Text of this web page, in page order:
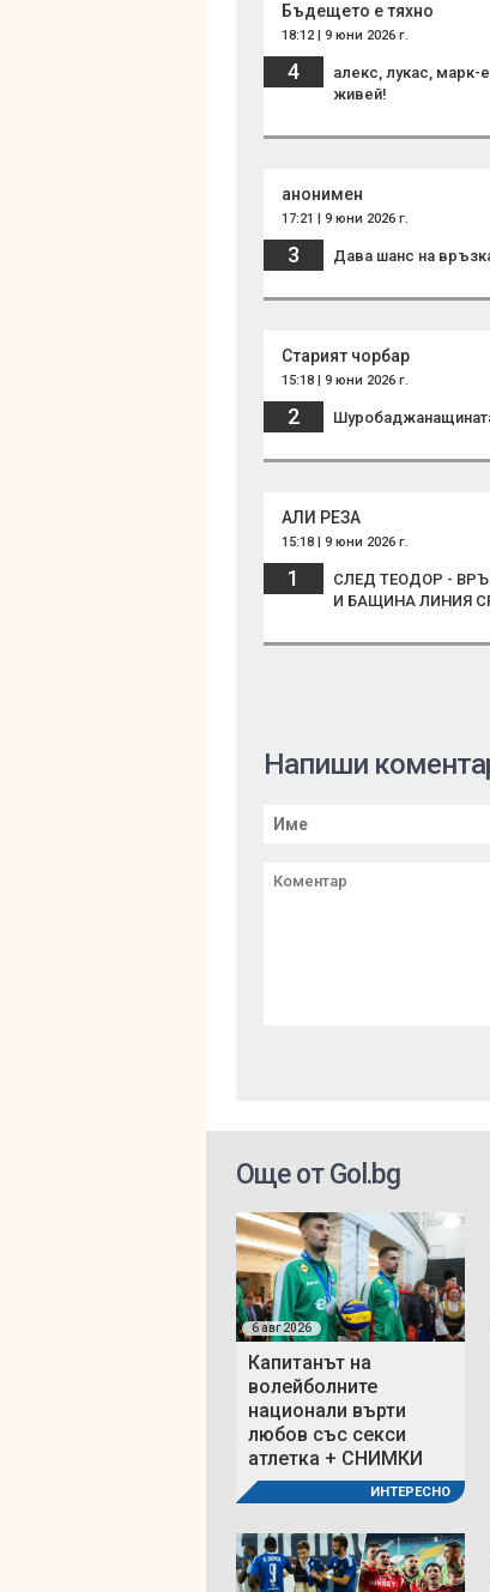
Бъдещето е тяхно
18:12 | 9 юни 2026 г.
4
алекс, лукас, марк-
живей!
анонимен
17:21 | 9 юни 2026 г.
3 Дава шанс на
Старият чорбар
15:18 | 9 юни 2026 г.
2
АЛИ РЕЗА
15:18 | 9 юни 2026 г.
1
СЛЕД ТЕОДОР -
И БАЩИНА ЛИНИЯ
Напиши
Още от Gol.bg
6 авг 2026
Капитанът на
волейболните
национали върти
любов със секси
атлетка + СНИМКИ
ИНТЕРЕСНО